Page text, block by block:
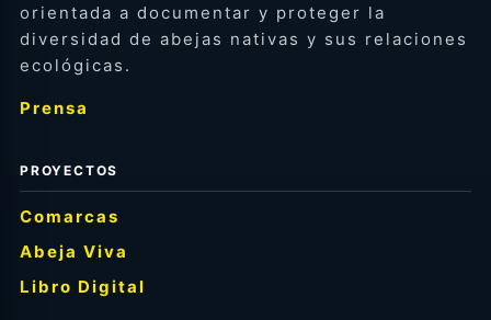
orientada a documentar y proteger la
diversidad de abejas nativas y sus relaciones
ecológicas.
Prensa
PROYECTOS
Comarcas
Abeja Viva
Libro Digital